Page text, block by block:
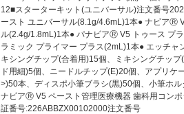
12■スターターキット(ユニバーサル)注文番号
ースト ユニバーサル(8.1g/4.6mL)1本● ナビアⓇ
ル(2.4g/1.8mL)1本● パナビアⓇ V5 トゥース プ
ラミック プライマー プラス(2mL)1本● エッチャ
キシングチップ(合着用)15個、ミキシングチッ
ド用細)5個、ニードルチップ(E)20個、アプリケ
>)50本、ディスポ小筆ブラシ(黒)50個、小筆ホ
ナビアⓇ V5 ペースト管理医療機器 歯科用コン
証番号:226ABBZX00102000注文番号